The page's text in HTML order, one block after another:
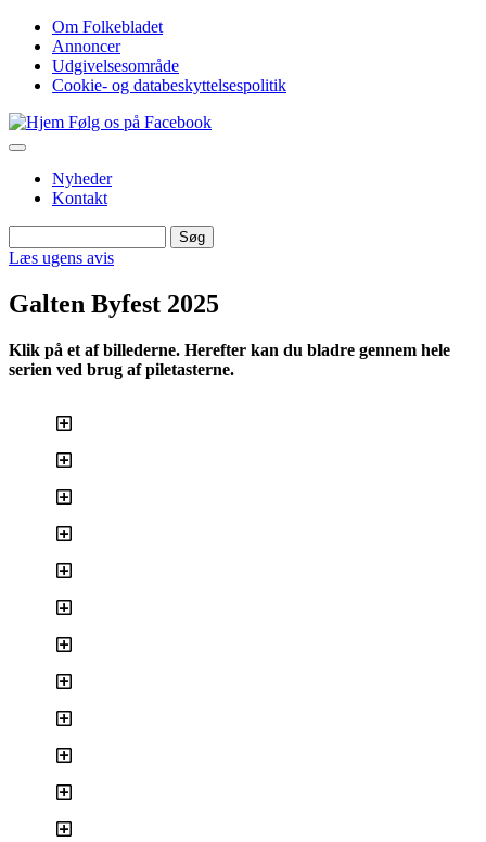
hovedindhold
Top
navigation
Om Folkebladet
Annoncer
Udgivelsesområde
Cookie- og databeskyttelsespolitik
Følg os på Facebook
Nyheder
Kontakt
Søg
Læs ugens avis
Galten Byfest 2025
Klik på et af billederne. Herefter kan du bladre gennem hele
serien ved brug af piletasterne.